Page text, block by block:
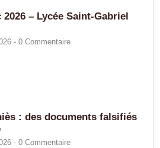
– Lycée Saint-Gabriel
- 0 Commentaire
: des documents falsifiés
- 0 Commentaire